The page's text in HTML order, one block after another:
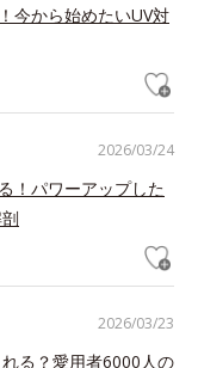
今から始めたいUV対
2026/03/24
！パワーアップした
2026/03/23
る？愛用者6000人の